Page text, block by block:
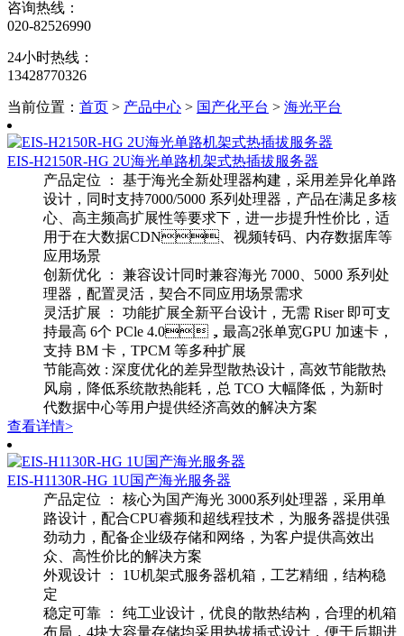
咨询热线：
020-82526990
24小时热线：
13428770326
当前位置： 首页 > 产品中心 > 国产化平台 > 海光平台
EIS-H2150R-HG 2U海光单路机架式热插拔服务器
产品定位 ： 基于海光全新处理器构建，采用差异化单路
设计，同时支持7000/5000 系列处理器，产品在满足多核
心、高主频高扩展性等要求下，进一步提升性价比，适
用于在大数据CDN、视频转码、内存数据库等
应用场景
创新优化 ： 兼容设计同时兼容海光 7000、5000 系列处
理器，配置灵活，契合不同应用场景需求
灵活扩展 ： 功能扩展全新平台设计，无需 Riser 即可支
持最高 6个 PCle 4.0，最高2张单宽GPU 加速卡，
支持 BM 卡，TPCM 等多种扩展
节能高效 : 深度优化的差异型散热设计，高效节能散热
风扇，降低系统散热能耗，总 TCO 大幅降低，为新时
代数据中心等用户提供经济高效的解决方案
查看详情>
EIS-H1130R-HG 1U国产海光服务器
产品定位 ： 核心为国产海光 3000系列处理器，采用单
路设计，配合CPU睿频和超线程技术，为服务器提供强
劲动力，配备企业级存储和网络，为客户提供高效出
众、高性价比的解决方案
外观设计 ： 1U机架式服务器机箱，工艺精细，结构稳
定
稳定可靠 ： 纯工业设计，优良的散热结构，合理的机箱
布局，4块大容量存储均采用热拔插式设计，便于后期进